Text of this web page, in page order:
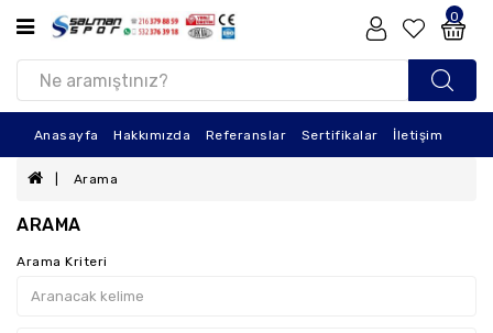
ÜRÜN
Duvar
Eva
Tahtası
0
Anasayfa Hakkımızda Referanslar Sertifikalar İletişim
Arama
ARAMA
Arama Kriteri